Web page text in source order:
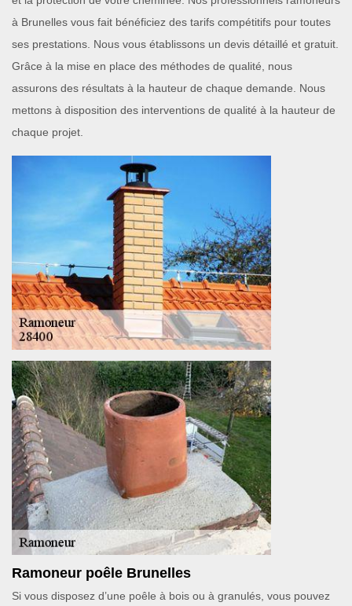
à Brunelles vous fait bénéficiez des tarifs compétitifs pour toutes
ses prestations. Nous vous établissons un devis détaillé et gratuit.
Grâce à la mise en place des méthodes de qualité, nous
assurons des résultats à la hauteur de chaque demande. Nous
mettons à disposition des interventions de qualité à la hauteur de
chaque projet.
Ramoneur poêle Brunelles
Si vous disposez d’une poêle à bois ou à granulés, vous pouvez